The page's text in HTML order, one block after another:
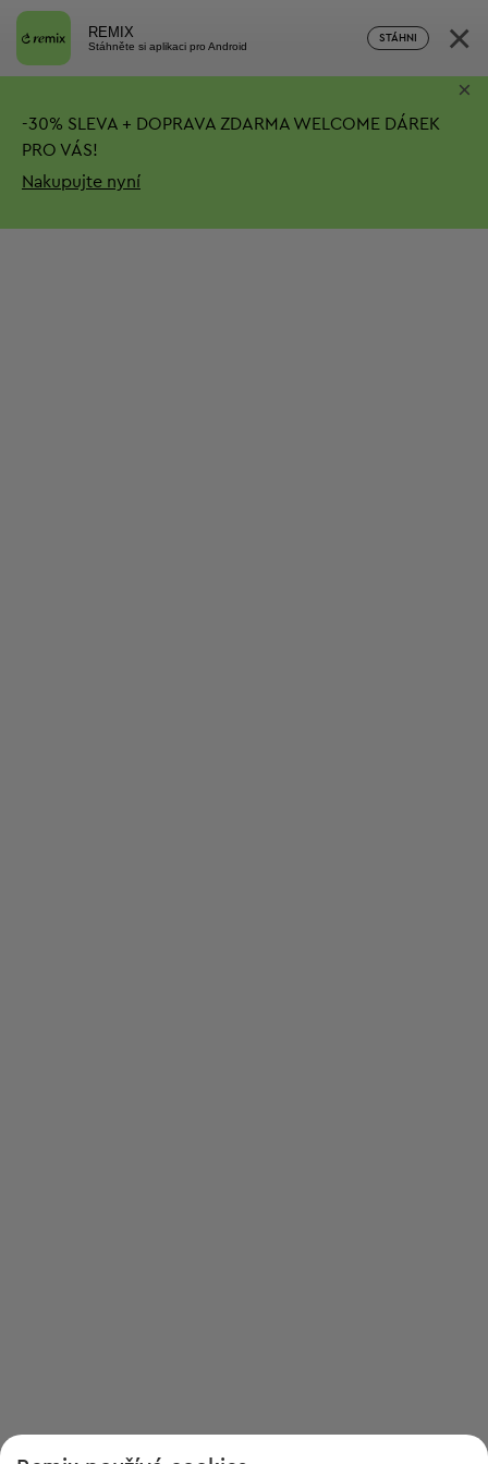
REMIX
Stáhněte si aplikaci pro Android
STÁHNI ×
-30% SLEVA + DOPRAVA ZDARMA WELCOME DÁREK
PRO VÁS!
Nakupujte nyní
×